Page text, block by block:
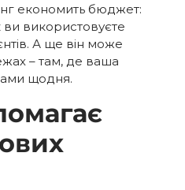
економить бюджет:
ви використовуєте
А ще він може
– там, де ваша
щодня.